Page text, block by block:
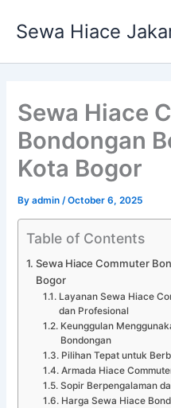
Sewa Hiace
Sewa Hiace
Bondongan
Kota Bogor
Byadmin /October 6, 2025
Table of Contents
Sewa Hiace Commuter
Bogor
Layanan Sewa Hiace
dan Profesional
Keunggulan
Bondongan
Pilihan Tepat untuk
Armada Hiace
Sopir Berpengalaman
Harga Sewa Hiace